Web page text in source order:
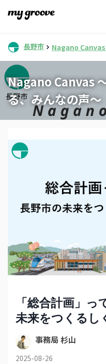
長野市 Nagano Canvas
Nagano Canvas
る、みんなの声〜
「総合計画」
未来をつくるし
事務局 杉山
2025-08-26